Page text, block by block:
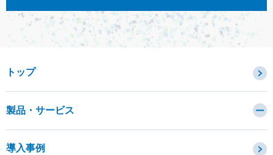
トップ
製品・サービス
導入事例